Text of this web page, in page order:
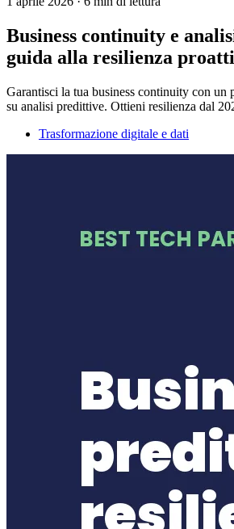
Business continuity e
guida alla resilienza
Garantisci la tua business continuity con un
su analisi predittive. Ottieni resilienza dal
Trasformazione digitale e dati